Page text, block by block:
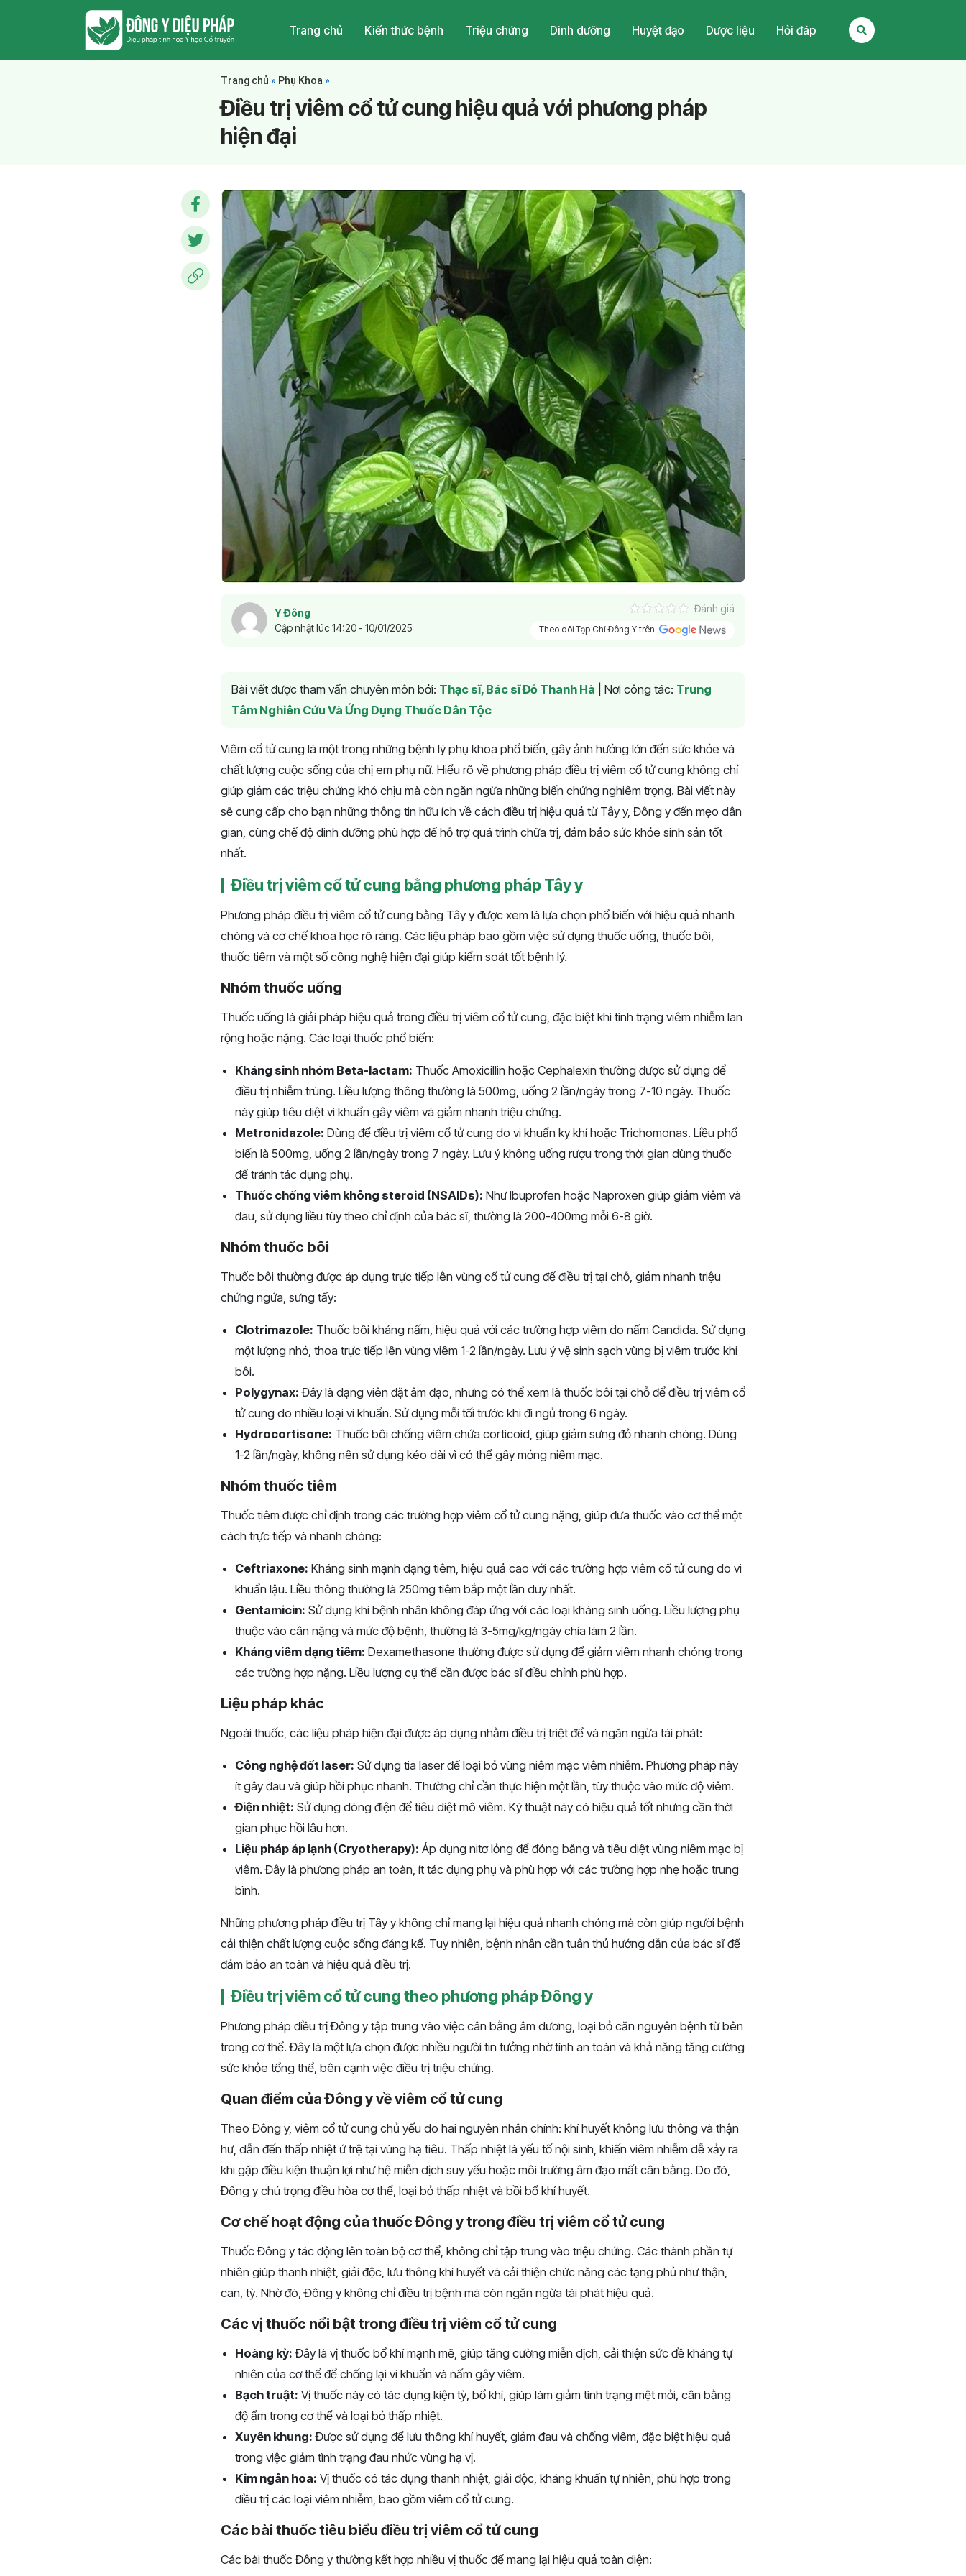
Trang chủ Kiến thức bệnh Triệu chứng Dinh dưỡng Huyệt đạo Dược liệu Hỏi đáp
Trang chủ » Phụ Khoa »
Điều trị viêm cổ tử cung hiệu quả với phương pháp
hiện đại
Y Đông
Cập nhật lúc 14:20 - 10/01/2025
Đánh giá
Theo dõi Tạp Chí Đông Y trên
Bài viết được tham vấn chuyên môn bởi: Thạc sĩ, Bác sĩ Đỗ Thanh Hà Nơi công tác: Trung
Tâm Nghiên Cứu Và Ứng Dụng Thuốc Dân Tộc
Viêm cổ tử cung là một trong những bệnh lý phụ khoa phổ biến, gây ảnh hưởng lớn đến sức khỏe và
chất lượng cuộc sống của chị em phụ nữ. Hiểu rõ về phương pháp điều trị viêm cổ tử cung không chỉ
giúp giảm các triệu chứng khó chịu mà còn ngăn ngừa những biến chứng nghiêm trọng. Bài viết này
sẽ cung cấp cho bạn những thông tin hữu ích về cách điều trị hiệu quả từ Tây y, Đông y đến mẹo dân
gian, cùng chế độ dinh dưỡng phù hợp để hỗ trợ quá trình chữa trị, đảm bảo sức khỏe sinh sản tốt
nhất.
Điều trị viêm cổ tử cung bằng phương pháp Tây y
Phương pháp điều trị viêm cổ tử cung bằng Tây y được xem là lựa chọn phổ biến với hiệu quả nhanh
chóng và cơ chế khoa học rõ ràng. Các liệu pháp bao gồm việc sử dụng thuốc uống, thuốc bôi,
thuốc tiêm và một số công nghệ hiện đại giúp kiểm soát tốt bệnh lý.
Nhóm thuốc uống
Thuốc uống là giải pháp hiệu quả trong điều trị viêm cổ tử cung, đặc biệt khi tình trạng viêm nhiễm lan
rộng hoặc nặng. Các loại thuốc phổ biến:
Kháng sinh nhóm Beta-lactam: Thuốc Amoxicillin hoặc Cephalexin thường được sử dụng để
điều trị nhiễm trùng. Liều lượng thông thường là 500mg, uống 2 lần/ngày trong 7-10 ngày. Thuốc
này giúp tiêu diệt vi khuẩn gây viêm và giảm nhanh triệu chứng.
Metronidazole: Dùng để điều trị viêm cổ tử cung do vi khuẩn kỵ khí hoặc Trichomonas. Liều phổ
biến là 500mg, uống 2 lần/ngày trong 7 ngày. Lưu ý không uống rượu trong thời gian dùng thuốc
để tránh tác dụng phụ.
Thuốc chống viêm không steroid (NSAIDs): Như Ibuprofen hoặc Naproxen giúp giảm viêm và
đau, sử dụng liều tùy theo chỉ định của bác sĩ, thường là 200-400mg mỗi 6-8 giờ.
Nhóm thuốc bôi
Thuốc bôi thường được áp dụng trực tiếp lên vùng cổ tử cung để điều trị tại chỗ, giảm nhanh triệu
chứng ngứa, sưng tấy:
Clotrimazole: Thuốc bôi kháng nấm, hiệu quả với các trường hợp viêm do nấm Candida. Sử dụng
một lượng nhỏ, thoa trực tiếp lên vùng viêm 1-2 lần/ngày. Lưu ý vệ sinh sạch vùng bị viêm trước khi
bôi.
Polygynax: Đây là dạng viên đặt âm đạo, nhưng có thể xem là thuốc bôi tại chỗ để điều trị viêm cổ
tử cung do nhiều loại vi khuẩn. Sử dụng mỗi tối trước khi đi ngủ trong 6 ngày.
Hydrocortisone: Thuốc bôi chống viêm chứa corticoid, giúp giảm sưng đỏ nhanh chóng. Dùng
1-2 lần/ngày, không nên sử dụng kéo dài vì có thể gây mỏng niêm mạc.
Nhóm thuốc tiêm
Thuốc tiêm được chỉ định trong các trường hợp viêm cổ tử cung nặng, giúp đưa thuốc vào cơ thể một
cách trực tiếp và nhanh chóng:
Ceftriaxone: Kháng sinh mạnh dạng tiêm, hiệu quả cao với các trường hợp viêm cổ tử cung do vi
khuẩn lậu. Liều thông thường là 250mg tiêm bắp một lần duy nhất.
Gentamicin: Sử dụng khi bệnh nhân không đáp ứng với các loại kháng sinh uống. Liều lượng phụ
thuộc vào cân nặng và mức độ bệnh, thường là 3-5mg/kg/ngày chia làm 2 lần.
Kháng viêm dạng tiêm: Dexamethasone thường được sử dụng để giảm viêm nhanh chóng trong
các trường hợp nặng. Liều lượng cụ thể cần được bác sĩ điều chỉnh phù hợp.
Liệu pháp khác
Ngoài thuốc, các liệu pháp hiện đại được áp dụng nhằm điều trị triệt để và ngăn ngừa tái phát:
Công nghệ đốt laser: Sử dụng tia laser để loại bỏ vùng niêm mạc viêm nhiễm. Phương pháp này
ít gây đau và giúp hồi phục nhanh. Thường chỉ cần thực hiện một lần, tùy thuộc vào mức độ viêm.
Điện nhiệt: Sử dụng dòng điện để tiêu diệt mô viêm. Kỹ thuật này có hiệu quả tốt nhưng cần thời
gian phục hồi lâu hơn.
Liệu pháp áp lạnh (Cryotherapy): Áp dụng nitơ lỏng để đóng băng và tiêu diệt vùng niêm mạc bị
viêm. Đây là phương pháp an toàn, ít tác dụng phụ và phù hợp với các trường hợp nhẹ hoặc trung
bình.
Những phương pháp điều trị Tây y không chỉ mang lại hiệu quả nhanh chóng mà còn giúp người bệnh
cải thiện chất lượng cuộc sống đáng kể. Tuy nhiên, bệnh nhân cần tuân thủ hướng dẫn của bác sĩ để
đảm bảo an toàn và hiệu quả điều trị.
Điều trị viêm cổ tử cung theo phương pháp Đông y
Phương pháp điều trị Đông y tập trung vào việc cân bằng âm dương, loại bỏ căn nguyên bệnh từ bên
trong cơ thể. Đây là một lựa chọn được nhiều người tin tưởng nhờ tính an toàn và khả năng tăng cường
sức khỏe tổng thể, bên cạnh việc điều trị triệu chứng.
Quan điểm của Đông y về viêm cổ tử cung
Theo Đông y, viêm cổ tử cung chủ yếu do hai nguyên nhân chính: khí huyết không lưu thông và thận
hư, dẫn đến thấp nhiệt ứ trệ tại vùng hạ tiêu. Thấp nhiệt là yếu tố nội sinh, khiến viêm nhiễm dễ xảy ra
khi gặp điều kiện thuận lợi như hệ miễn dịch suy yếu hoặc môi trường âm đạo mất cân bằng. Do đó,
Đông y chú trọng điều hòa cơ thể, loại bỏ thấp nhiệt và bồi bổ khí huyết.
Cơ chế hoạt động của thuốc Đông y trong điều trị viêm cổ tử cung
Thuốc Đông y tác động lên toàn bộ cơ thể, không chỉ tập trung vào triệu chứng. Các thành phần tự
nhiên giúp thanh nhiệt, giải độc, lưu thông khí huyết và cải thiện chức năng các tạng phủ như thận,
can, tỳ. Nhờ đó, Đông y không chỉ điều trị bệnh mà còn ngăn ngừa tái phát hiệu quả.
Các vị thuốc nổi bật trong điều trị viêm cổ tử cung
Hoàng kỳ: Đây là vị thuốc bổ khí mạnh mẽ, giúp tăng cường miễn dịch, cải thiện sức đề kháng tự
nhiên của cơ thể để chống lại vi khuẩn và nấm gây viêm.
Bạch truật: Vị thuốc này có tác dụng kiện tỳ, bổ khí, giúp làm giảm tình trạng mệt mỏi, cân bằng
độ ẩm trong cơ thể và loại bỏ thấp nhiệt.
Xuyên khung: Được sử dụng để lưu thông khí huyết, giảm đau và chống viêm, đặc biệt hiệu quả
trong việc giảm tình trạng đau nhức vùng hạ vị.
Kim ngân hoa: Vị thuốc có tác dụng thanh nhiệt, giải độc, kháng khuẩn tự nhiên, phù hợp trong
điều trị các loại viêm nhiễm, bao gồm viêm cổ tử cung.
Các bài thuốc tiêu biểu điều trị viêm cổ tử cung
Các bài thuốc Đông y thường kết hợp nhiều vị thuốc để mang lại hiệu quả toàn diện: